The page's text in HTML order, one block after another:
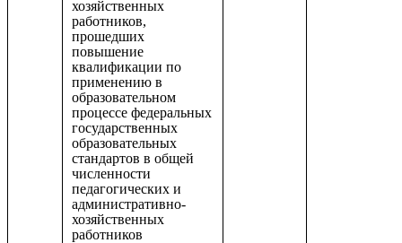
хозяйственных
работников,
прошедших
повышение
квалификации по
применению в
образовательном
процессе федеральных
государственных
образовательных
стандартов в общей
численности
педагогических и
административно-
хозяйственных
работников